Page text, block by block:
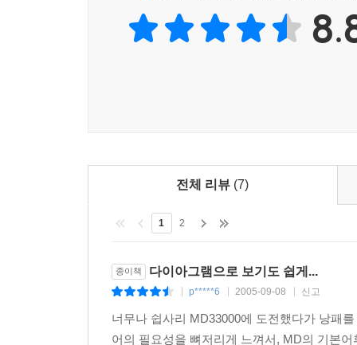
전체 리뷰 (7)
1 2
종이책 다이아그램으로 보기도 쉽게...
p*****6 2005-09-08 신고
너무나 쉽사리 MD33000에 도전했다가 낭패
어의 필요성을 뼈저리게 느껴서, MD의 기본